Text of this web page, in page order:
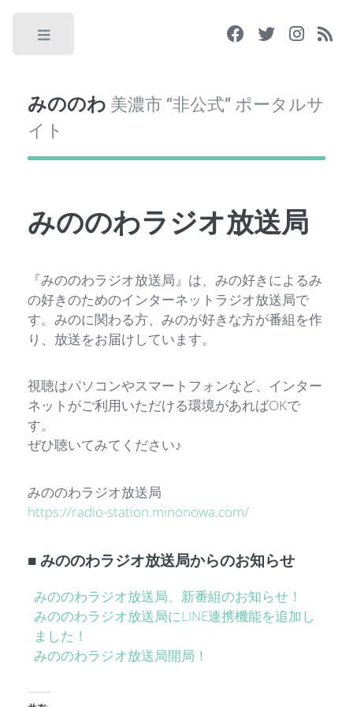
みののわ 美濃市 “非公式” ポータルサ
イト
みののわラジオ放送局
『みののわラジオ放送局』は、みの好きによるみ
の好きのためのインターネットラジオ放送局で
す。みのに関わる方、みのが好きな方が番組を作
り、放送をお届けしています。
視聴はパソコンやスマートフォンなど、インター
ネットがご利用いただける環境があればOKで
す。
ぜひ聴いてみてください♪
みののわラジオ放送局
https://radio-station.minonowa.com/
■ みののわラジオ放送局からのお知らせ
みののわラジオ放送局、新番組のお知らせ！
みののわラジオ放送局にLINE連携機能を追加し
ました！
みののわラジオ放送局開局！
Toggle